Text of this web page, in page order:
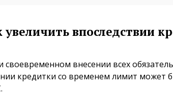
впоследствии
своевременном внесении всех
кредитки со временем лимит может